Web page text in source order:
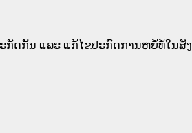
ກັດກັ້ນ ແລະ ແກ້ໄຂປະກົດການຫຍໍ້ທໍ້ໃນສັ